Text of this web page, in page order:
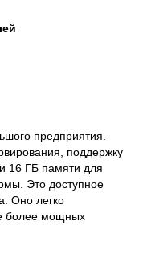
предприятия.
поддержку
16 ГБ памяти для
Это доступное
Оно легко
более мощных